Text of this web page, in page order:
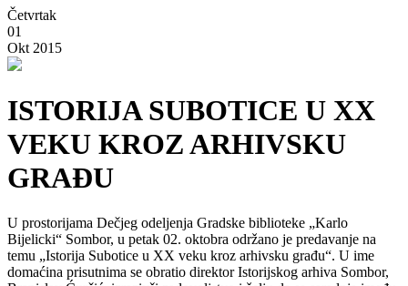
Četvrtak
01
Okt 2015
ISTORIJA SUBOTICE U XX
VEKU KROZ ARHIVSKU
GRAĐU
U prostorijama Dečjeg odeljenja Gradske biblioteke „Karlo
Bijelicki“ Sombor, u petak 02. oktobra održano je predavanje na
temu „Istorija Subotice u XX veku kroz arhivsku građu“. U ime
domaćina prisutnima se obratio direktor Istorijskog arhiva Sombor,